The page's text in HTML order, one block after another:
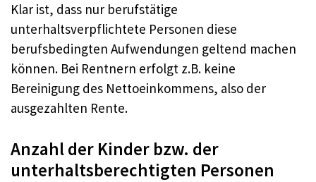
Klar ist, dass nur berufstätige
unterhaltsverpflichtete Personen diese
berufsbedingten Aufwendungen geltend machen
können. Bei Rentnern erfolgt z.B. keine
Bereinigung des Nettoeinkommens, also der
ausgezahlten Rente.
Anzahl der Kinder bzw. der
unterhaltsberechtigten Personen